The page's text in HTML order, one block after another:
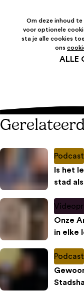
Om deze inhoud te
voor optionele
sta je alle cookies
ons
ALLE
Podcast
Is het
stad
Onze
in elke
Podcast